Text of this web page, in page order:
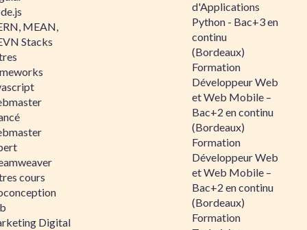
MEAN,
Stacks
cours
Digital
d'Applications
Python - Bac+3 en
continu
(Bordeaux)
Formation
Développeur Web
et Web Mobile –
Bac+2 en continu
(Bordeaux)
Formation
Développeur Web
et Web Mobile –
Bac+2 en continu
(Bordeaux)
Formation